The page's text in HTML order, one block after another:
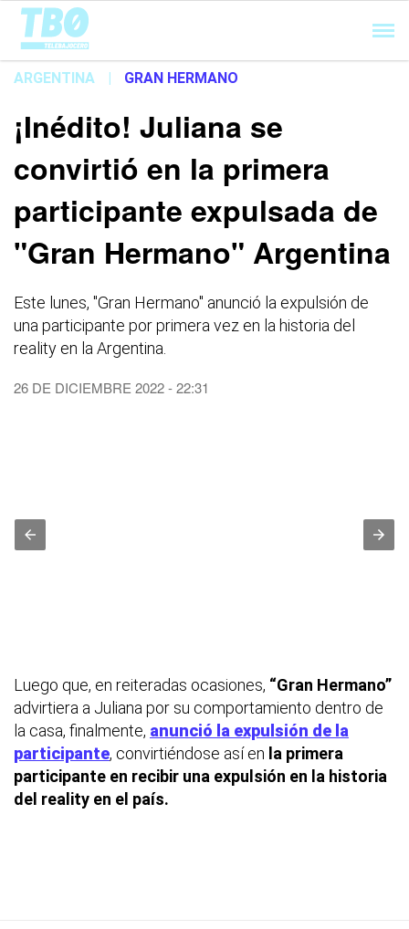
Cargando...
ARGENTINA | GRAN HERMANO
¡Inédito! Juliana se
convirtió en la primera
participante expulsada de
"Gran Hermano" Argentina
Este lunes, "Gran Hermano" anunció la expulsión de
una participante por primera vez en la historia del
reality en la Argentina.
26 DE DICIEMBRE 2022 - 22:31
Luego que, en reiteradas ocasiones, “Gran Hermano”
advirtiera a Juliana por su comportamiento dentro de
la casa, finalmente, anunció la expulsión de la
participante, convirtiéndose así en la primera
participante en recibir una expulsión en la historia
del reality en el país.